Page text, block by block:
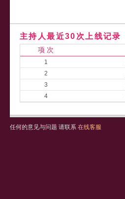
主持人最近30次上线记录
项 次
1
2
3
4
任何的意见与问题 请联系 在线客服